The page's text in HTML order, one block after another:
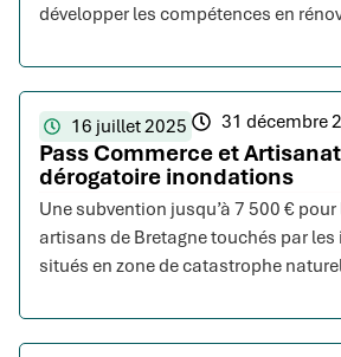
développer les compétences en
16 juillet 2025 31 décembre
Pass Commerce et
dérogatoire inondations
Une subvention jusqu’à 7 500 €
artisans de Bretagne touchés par
situés en zone de catastrophe